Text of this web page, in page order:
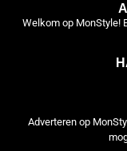
Welkom op MonStyle!
Adverteren op